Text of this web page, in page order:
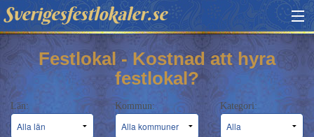
Sverigesfestlokaler.se
HITTA FESTLOKAL
BOKNINGSFÖRFRÅGAN
OM OSS
Festlokal - Kostnad att hyra
festlokal?
Län: Kommun: Kategori:
Festlokal - Kostnad att hyra festlokal?